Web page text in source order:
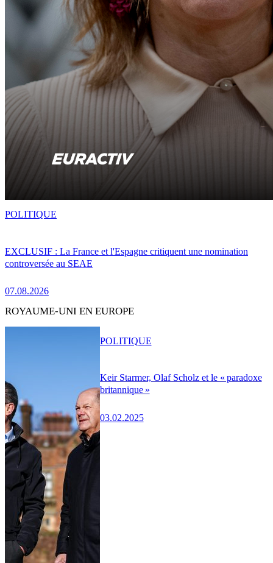
EXCLUSIF : La France et l'Espagne critiquent une nomination
controversée au SEAE
07.08.2026
POLITIQUE
ROYAUME-UNI EN EUROPE
Keir Starmer, Olaf Scholz et le « paradoxe
britannique »
03.02.2025
POLITIQUE